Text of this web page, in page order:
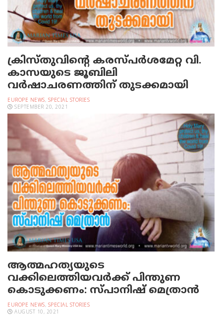
ക്രിസ്തുവിന്റെ കരസ്പര്‍ശമേറ്റ വി.
കാസയുടെ ജൂബിലി
വര്‍ഷാചരണത്തിന് തുടക്കമായി
EUROPE NEWS, SPECIAL STORIES
SEPTEMBER 20, 2021
ആത്മഹത്യയുടെ
വക്കിലെത്തിയവര്‍ക്ക് പിന്തുണ
കൊടുക്കണം: സ്പാനിഷ് മെത്രാന്‍
EUROPE NEWS, SPECIAL STORIES
AUGUST 10, 2021